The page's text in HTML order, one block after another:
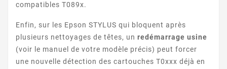
compatibles T089x.
Enfin, sur les Epson STYLUS qui bloquent après
plusieurs nettoyages de têtes, un redémarrage usine
(voir le manuel de votre modèle précis) peut forcer
une nouvelle détection des cartouches T0xxx déjà en